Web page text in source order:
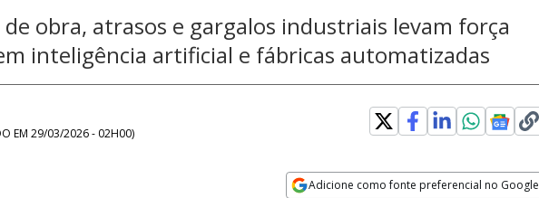
de obra, atrasos e gargalos industriais levam força
inteligência artificial e fábricas automatizadas
EM 29/03/2026 - 02H00)
Adicione como fonte preferencial no Google